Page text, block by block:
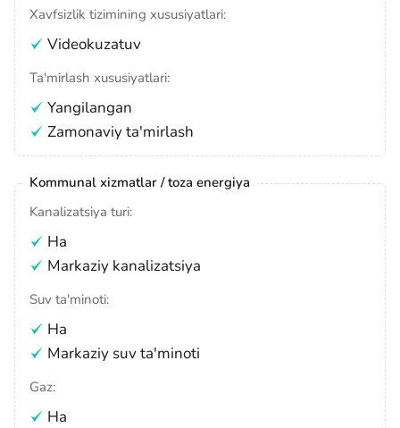
Xavfsizlik tizimining xususiyatlari:
Videokuzatuv
Ta'mirlash xususiyatlari:
Yangilangan
Zamonaviy ta'mirlash
Kommunal xizmatlar / toza energiya
Kanalizatsiya turi:
Ha
Markaziy kanalizatsiya
Suv ta'minoti:
Ha
Markaziy suv ta'minoti
Gaz:
Ha